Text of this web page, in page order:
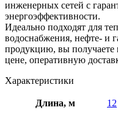
инженерных сетей с
энергоэффективности.
Идеально подходят для
водоснабжения, нефте- и
продукцию, вы получаете
цене, оперативную
Характеристики
Длина, м 12